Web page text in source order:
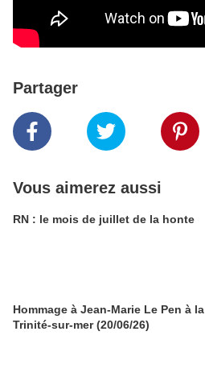
Partager
Vous aimerez aussi
RN : le mois de juillet de la honte
Hommage à Jean-Marie Le Pen à la
Trinité-sur-mer (20/06/26)